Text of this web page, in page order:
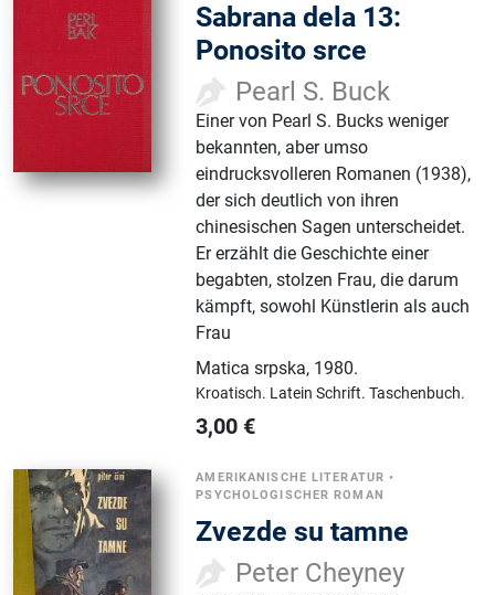
Sabrana dela 13:
Ponosito srce
Pearl S. Buck
Einer von Pearl S. Bucks weniger
bekannten, aber umso
eindrucksvolleren Romanen (1938),
der sich deutlich von ihren
chinesischen Sagen unterscheidet.
Er erzählt die Geschichte einer
begabten, stolzen Frau, die darum
kämpft, sowohl Künstlerin als auch
Frau
Matica srpska, 1980.
Kroatisch. Latein Schrift.Taschenbuch.
3,00 €
AMERIKANISCHE LITERATUR •
PSYCHOLOGISCHER ROMAN
Zvezde su tamne
Peter Cheyney